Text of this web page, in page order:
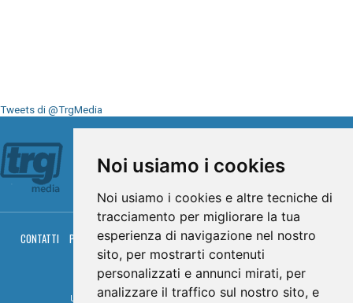
Noi usiamo i cookies
Noi usiamo i cookies e altre tecniche di
tracciamento per migliorare la tua
esperienza di navigazione nel nostro
sito, per mostrarti contenuti
personalizzati e annunci mirati, per
analizzare il traffico sul nostro sito, e
Tweets di @TrgMedia
CONTATTI PRIVACY COOKIES PALINSESTO DIRETTA TV
DIRETTA RADIO
RGM HITRADIO
© TRG Media 2005-2026
Umbria Televisioni s.r.l. - P.I.00496230541 -www.trgmedia.it- Powered by